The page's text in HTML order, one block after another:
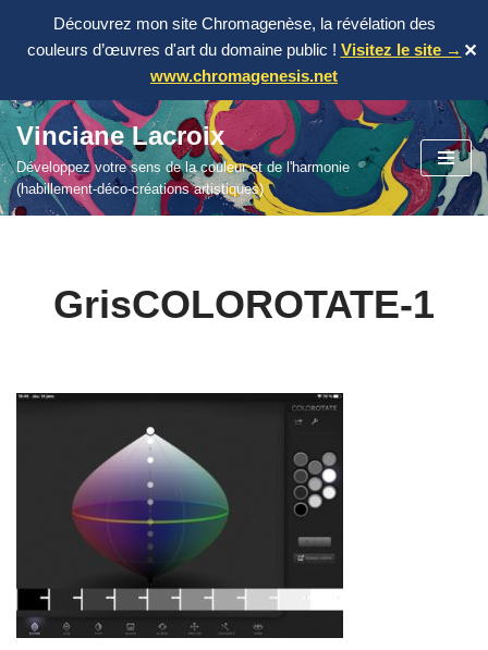
Découvrez mon site Chromagenèse, la révélation des
couleurs d’œuvres d'art du domaine public ! Visitez le site →
www.chromagenesis.net
✕
Aller
au
contenu
Vinciane Lacroix
Développez votre sens de la couleur et de l'harmonie
(habillement-déco-créations artistiques)
GrisCOLOROTATE-1